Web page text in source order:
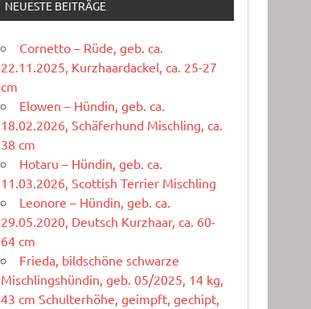
NEUESTE BEITRÄGE
Cornetto – Rüde, geb. ca.
22.11.2025, Kurzhaardackel, ca. 25-27
cm
Elowen – Hündin, geb. ca.
18.02.2026, Schäferhund Mischling, ca.
38 cm
Hotaru – Hündin, geb. ca.
11.03.2026, Scottish Terrier Mischling
Leonore – Hündin, geb. ca.
29.05.2020, Deutsch Kurzhaar, ca. 60-
64 cm
Frieda, bildschöne schwarze
Mischlingshündin, geb. 05/2025, 14 kg,
43 cm Schulterhöhe, geimpft, gechipt,